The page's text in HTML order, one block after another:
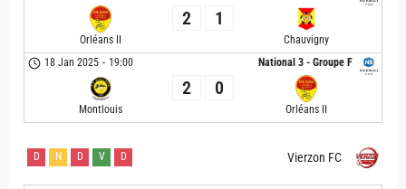
Orléans II
2 1
Chauvigny
National 3 - Groupe F
18 Jan 2025 - 19:00
Montlouis
2 0
Orléans II
Vierzon FC
D N D V D